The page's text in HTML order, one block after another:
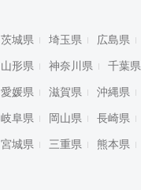
茨城県 埼玉県 広島県
山形県 神奈川県 千葉県
愛媛県 滋賀県 沖縄県
岐阜県 岡山県 長崎県
宮城県 三重県 熊本県